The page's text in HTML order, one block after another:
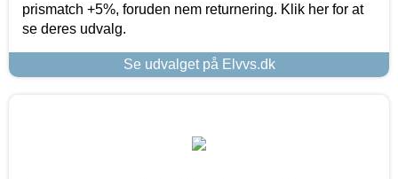
prismatch +5%, foruden nem returnering. Klik her for at
se deres udvalg.
Se udvalget på Elvvs.dk